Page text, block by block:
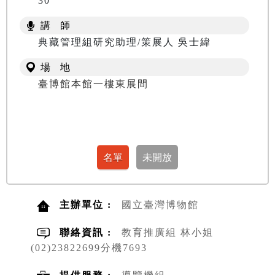
講 師
典藏管理組研究助理/策展人 吳士緯
場 地
臺博館本館一樓東展間
主辦單位 : 國立臺灣博物館
聯絡資訊 :
教育推廣組 林小姐
(02)23822699分機7693